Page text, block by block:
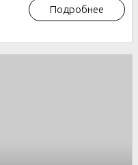
Подробнее